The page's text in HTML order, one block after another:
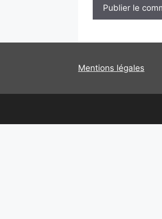
Mentions légales